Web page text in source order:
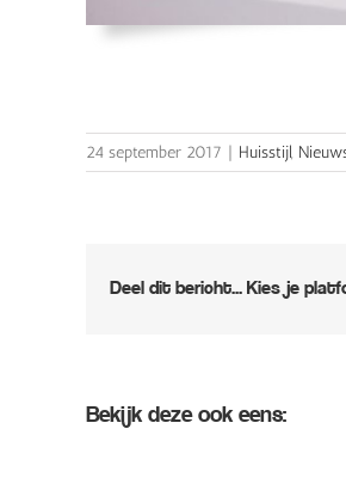
24 september 2017 | Huisstijl,
Deel dit bericht... Kies je
Bekijk deze ook eens: